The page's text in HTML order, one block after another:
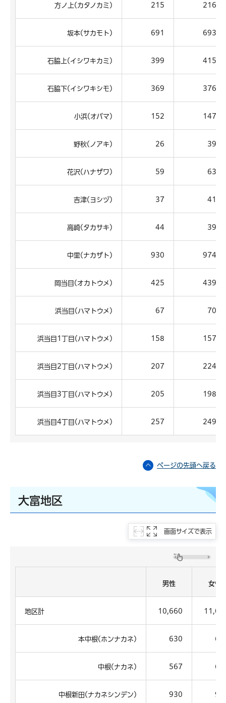
方ノ上(カタノカミ) 215 216
坂本(サカモト) 691 693
石脇上(イシワキカミ) 399 415
石脇下(イシワキシモ) 369 376
小浜(オバマ) 152 147
野秋(ノアキ) 26 39
花沢(ハナザワ) 59 63
吉津(ヨシヅ) 37 41
高崎(タカサキ) 44 39
中里(ナカザト) 930 974
岡当目(オカトウメ) 425 439
浜当目(ハマトウメ) 67 70
浜当目1丁目(ハマトウメ) 158 157
浜当目2丁目(ハマトウメ) 207 224
浜当目3丁目(ハマトウメ) 205 198
浜当目4丁目(ハマトウメ) 257 249
ページの先頭へ戻る
大富地区
画面サイズで表示
男性 女性
地区計 10,660
本中根(ホンナカネ) 630
中根(ナカネ) 567
中根新田(ナカネシンデン) 930